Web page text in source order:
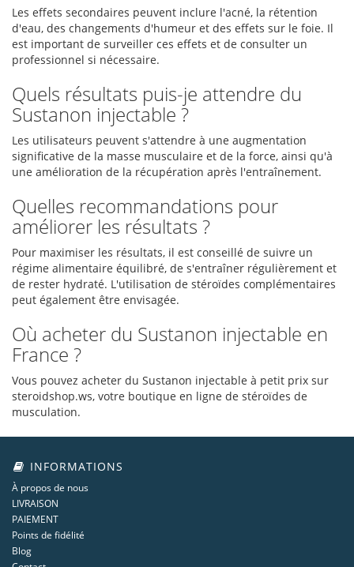
Les effets secondaires peuvent inclure l'acné, la rétention
d'eau, des changements d'humeur et des effets sur le foie. Il
est important de surveiller ces effets et de consulter un
professionnel si nécessaire.
Quels résultats puis-je attendre du
Sustanon injectable ?
Les utilisateurs peuvent s'attendre à une augmentation
significative de la masse musculaire et de la force, ainsi qu'à
une amélioration de la récupération après l'entraînement.
Quelles recommandations pour
améliorer les résultats ?
Pour maximiser les résultats, il est conseillé de suivre un
régime alimentaire équilibré, de s'entraîner régulièrement et
de rester hydraté. L'utilisation de stéroïdes complémentaires
peut également être envisagée.
Où acheter du Sustanon injectable en
France ?
Vous pouvez acheter du Sustanon injectable à petit prix sur
steroidshop.ws, votre boutique en ligne de stéroïdes de
musculation.
INFORMATIONS
À propos de nous
LIVRAISON
PAIEMENT
Points de fidélité
Blog